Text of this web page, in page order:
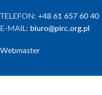
TELEFON: +48 61 657 60 40
E-MAIL: biuro@pirc.org.pl
Webmaster